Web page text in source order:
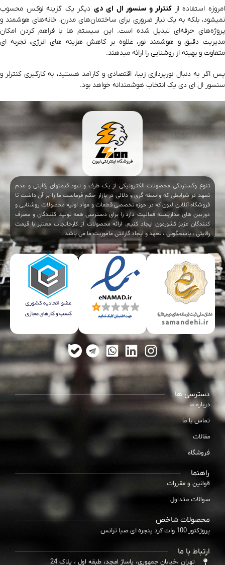
امروزه استفاده از کنترلر و سنسور ال ای دی دیگر یک گزینه لوکس محسوب
نمیشود، بلکه به یک نیاز ضروری برای ساختمان‌های مدرن، خانه‌های هوشمند و
پروژه‌های حرفه‌ای تبدیل شده است. این سیستم‌ ها با فراهم کردن امکان
مدیریت دقیق و هوشمند نور، علاوه بر کاهش هزینه‌ های انرژی، تجربه‌ ای
متفاوت و بهینه از روشنایی را ارائه میدهند.
پس اگر به‌ دنبال نورپردازی زیبا، اقتصادی و کارآمد هستید، به‌ کارگیری کنترلر و
سنسور ال ای دی یک انتخاب هوشمندانه خواهد بود.
تنوع وگستردگی محصولات الکترونیکی از یک طرف و نبود قیمتهای رقابتی و عدم
تعهد در شرایطی که واسطه گری و دلالی در بازار حکم فرماست ما را بر آن داشت تا
فروشگاه آنلاین لیون که در حوزه تخصصی قطعات و مواد اولیه محصولات روشنایی و
دوربین های مداربسته فعالیت دارد را برای دسترسی همه تولید کنندگان و مصرف
کنندگان عزیز کشورمون ایجاد کنیم. ارائه محصولات از کارخانجات معتبر با قیمت
رقابتی ، پاسخگویی ، تعهد و ایجاد گارانتی ماموریت ما می باشد .
دسترسی ها
درباره ما
تماس با ما
مقالات
فروشگاه
راهنما
قوانین و مقررات
سوالات متداول
محصولات شاخص
پروژکتور 100 وات گرد پنجره ای صبا ترانس
ارتباط با ما
تهران ،خیابان جمهوری، پاساژ امجد، طبقه اول ، پلاک 24